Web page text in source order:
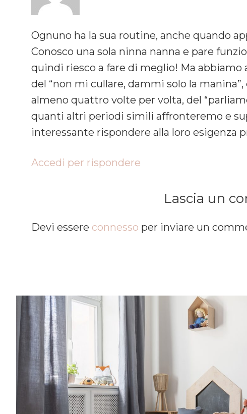
Ognuno ha la sua routine, anche quando
Conosco una sola ninna nanna e pare
quindi riesco a fare di meglio! Ma abbiamo
del “non mi cullare, dammi solo la
almeno quattro volte per volta, del
quanti altri periodi simili affronteremo e
interessante rispondere alla loro esigenza
Accedi per rispondere
Lascia un
Devi essere connesso per inviare un
Entra anche tu nel mondo delle Royal
community è grandissima e speciale.Una volta
consigli per rendere più semplice
famiglia, grazie a spunti su genitorialità,
creatività, vita lavorativa. Entra anche tu nel
Families: la nostra community è grandissima e
al mese riceverai consigli per rendere più